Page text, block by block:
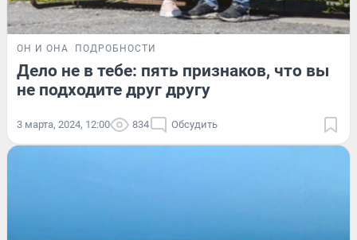
ОН И ОНА ПОДРОБНОСТИ
Дело не в тебе: пять признаков, что вы
не подходите друг другу
3 марта, 2024, 12:00 834 Обсудить